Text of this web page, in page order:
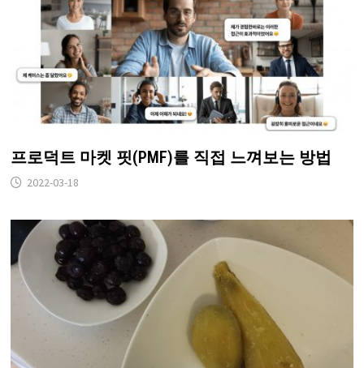
프로덕트 마켓 핏(PMF)를 직접 느껴보는 방법
2022-03-18